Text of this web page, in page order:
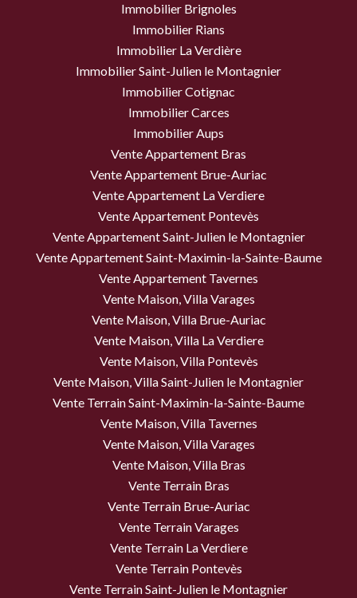
Immobilier Brignoles
Immobilier Rians
Immobilier La Verdière
Immobilier Saint-Julien le Montagnier
Immobilier Cotignac
Immobilier Carces
Immobilier Aups
Vente Appartement Bras
Vente Appartement Brue-Auriac
Vente Appartement La Verdiere
Vente Appartement Pontevès
Vente Appartement Saint-Julien le Montagnier
Vente Appartement Saint-Maximin-la-Sainte-Baume
Vente Appartement Tavernes
Vente Maison, Villa Varages
Vente Maison, Villa Brue-Auriac
Vente Maison, Villa La Verdiere
Vente Maison, Villa Pontevès
Vente Maison, Villa Saint-Julien le Montagnier
Vente Terrain Saint-Maximin-la-Sainte-Baume
Vente Maison, Villa Tavernes
Vente Maison, Villa Varages
Vente Maison, Villa Bras
Vente Terrain Bras
Vente Terrain Brue-Auriac
Vente Terrain Varages
Vente Terrain La Verdiere
Vente Terrain Pontevès
Vente Terrain Saint-Julien le Montagnier